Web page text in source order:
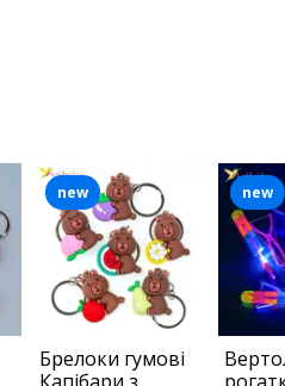
Брелоки гумові
new new